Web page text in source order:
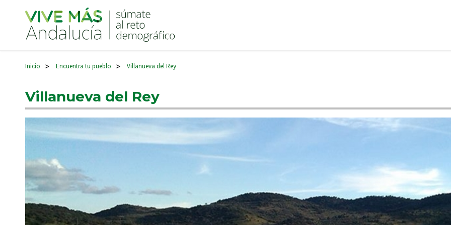
Navegación principal
Inicio > Encuentra tu pueblo > Villanueva del Rey
Villanueva del Rey